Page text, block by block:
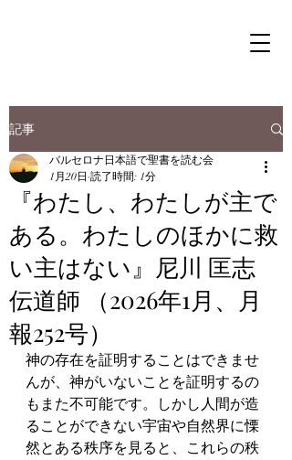
記事
『わたし、わたしが主で
ある。わたしのほかに救
い主はない』尼川 匡志
伝道師 （2026年1月、月
報252号）
バルセロナ日本語で聖書を読む会
1月20日 読了時間: 1分
神の存在を証明することはできませ
んが、神がいないことを証明するの
もまた不可能です。しかし人間が造
ることができない宇宙や自然界に慄
然とある秩序を見ると、これらの秩